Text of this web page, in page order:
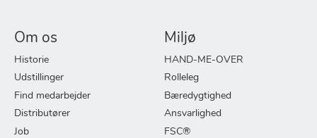
Om os
Historie
Udstillinger
Find medarbejder
Distributører
Job
Miljø
HAND-ME-OVER
Rolleleg
Bæredygtighed
Ansvarlighed
FSC®